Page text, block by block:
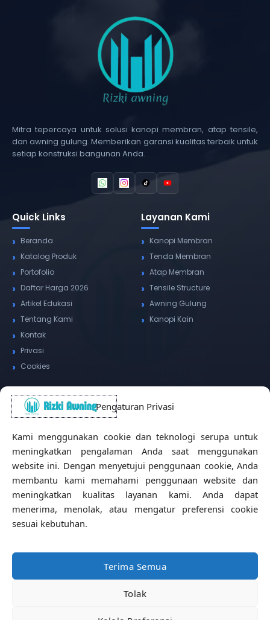
Pengaturan Privasi
Kami menggunakan cookie dan teknologi serupa untuk
meningkatkan pengalaman Anda saat menggunakan
website ini. Dengan menyetujui penggunaan cookie, Anda
membantu kami memahami penggunaan website dan
meningkatkan kualitas layanan kami. Anda dapat
menerima, menolak, atau mengatur preferensi cookie
sesuai kebutuhan.
Terima Semua
Tolak
Mitra tepercaya untuk solusi kanopi membran, atap tensile,
dan awning gulung. Memberikan garansi kualitas terbaik untuk
setiap konstruksi bangunan Anda.
Quick Links
Beranda
Katalog Produk
Portofolio
Daftar Harga 2026
Artikel Edukasi
Tentang Kami
Kontak
Privasi
Cookies
Layanan Kami
Kanopi Membran
Tenda Membran
Atap Membran
Tensile Structure
Awning Gulung
Kanopi Kain
Alamat Kantor
✆ WhatsApp / Telepon
(+62) 815-8575-4435
Pusat Sukabumi
Sukamanis, Kadudampit, Sukabumi
Cabang Jakarta
Kembangan, Jakarta Barat
Sektor A3, Tangerang Selatan